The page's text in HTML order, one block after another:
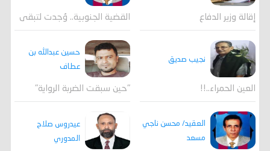
إقالة وزير الدفاع القضية الجنوبية.. وُجدت لتبقى
نجيب صديق
العين الحمراء..!!
حسين عبدالله بن
عطاف
"حين سبقت الضربة الرواية"
العقيد/ محسن ناجي
مسعد
عيدروس صلاح
المدوري